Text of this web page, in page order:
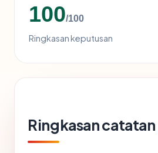
100/100
Ringkasan keputusan
Ringkasan